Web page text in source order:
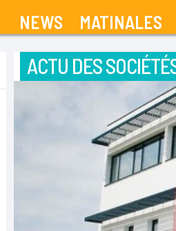
NEWS MATINALES
ACTU DES